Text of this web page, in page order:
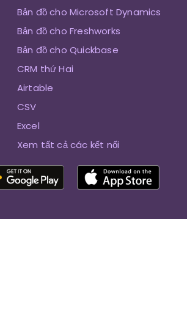
Bản đồ cho Microsoft Dynamics
Bản đồ cho Freshworks
Bản đồ cho Quickbase
CRM thứ Hai
Airtable
CSV
Excel
Xem tất cả các kết nối